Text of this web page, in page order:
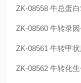
ZK-08558 牛总蛋
ZK-08560 牛转录
ZK-08561 牛转甲
ZK-08562 牛转化